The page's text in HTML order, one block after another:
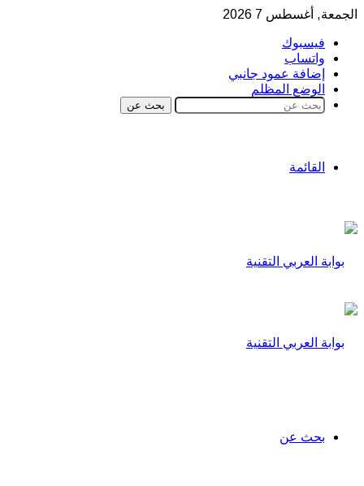
الجمعة, أغسطس 7 2026
فيسبوك
واتساب
إضافة عمود جانبي
الوضع المظلم
بحث عن
القائمة
بحث عن